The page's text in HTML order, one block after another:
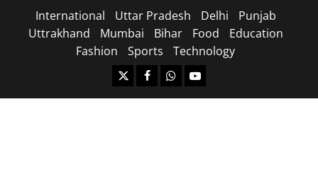
International Uttar Pradesh Delhi
Punjab
Uttrakhand
Mumbai Bihar Food
Education
Fashion
Sports Technology
https://x.com
facebook.com
https:/whatsapp.com/
Youtube.com